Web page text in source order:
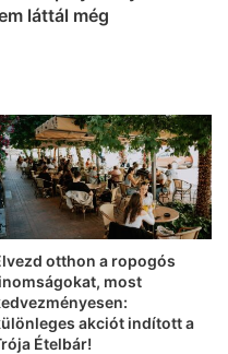
láttál még
otthon a ropogós
most
akciót indított a
Ételbár!